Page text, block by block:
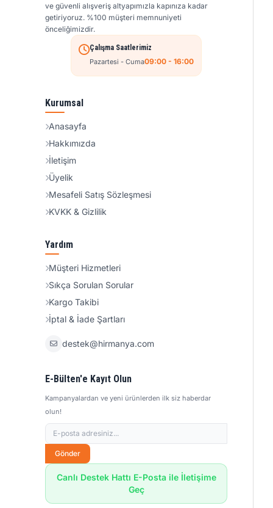
ve güvenli alışveriş altyapımızla kapınıza kadar
getiriyoruz. %100 müşteri memnuniyeti
önceliğimizdir.
Çalışma Saatlerimiz
Pazartesi - Cuma09:00 - 16:00
Kurumsal
Anasayfa
Hakkımızda
İletişim
Üyelik
Mesafeli Satış Sözleşmesi
KVKK & Gizlilik
Yardım
Müşteri Hizmetleri
Sıkça Sorulan Sorular
Kargo Takibi
İptal & İade Şartları
destek@hirmanya.com
E-Bülten'e Kayıt Olun
Kampanyalardan ve yeni ürünlerden ilk siz haberdar
olun!
Gönder
Canlı Destek Hattı E-Posta ile İletişime
Geç